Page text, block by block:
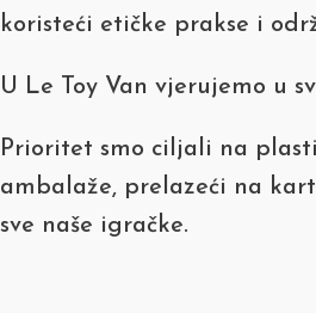
koristeći etičke prakse i
U Le Toy Van vjerujemo u
Prioritet smo ciljali na
ambalaže, prelazeći na
sve naše igračke.